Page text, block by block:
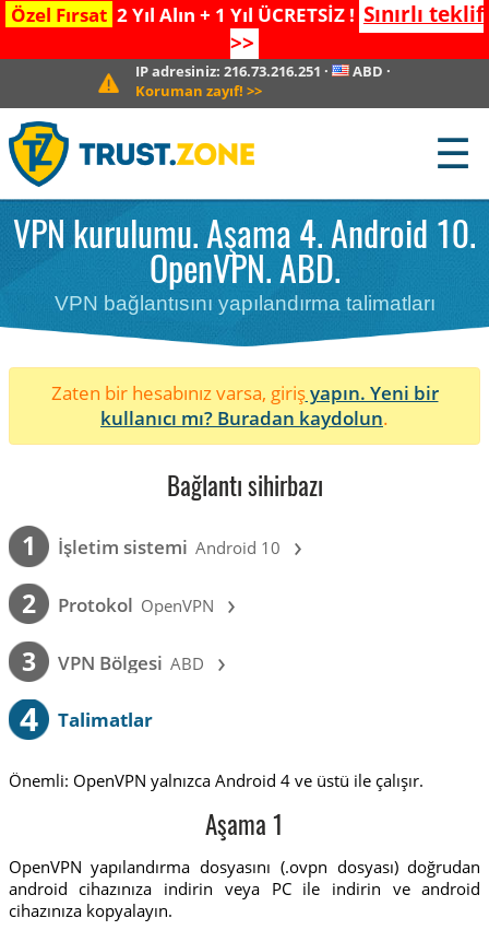
Özel Fırsat 2 Yıl Alın + 1 Yıl ÜCRETSİZ ! Sınırlı teklif
>>
IP adresiniz:216.73.216.251 · ABD ·
Koruman zayıf! >>
☰
VPN kurulumu. Aşama 4. Android 10.
OpenVPN. ABD.
VPN bağlantısını yapılandırma talimatları
Zaten bir hesabınız varsa, girişyapın. Yeni bir
kullanıcı mı? Buradan kaydolun.
Bağlantı sihirbazı
1 İşletim sistemi Android 10 ›
2 Protokol OpenVPN ›
3 VPN Bölgesi ABD ›
4 Talimatlar
Önemli: OpenVPN yalnızca Android 4 ve üstü ile çalışır.
Aşama 1
OpenVPN yapılandırma dosyasını (.ovpn dosyası) doğrudan
android cihazınıza indirin veya PC ile indirin ve android
cihazınıza kopyalayın.